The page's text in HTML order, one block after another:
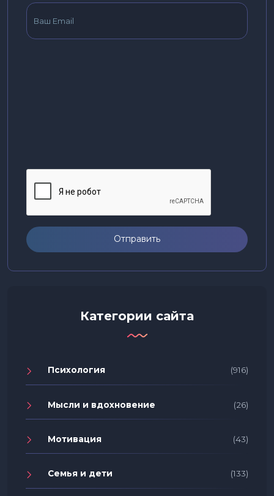
Отправить
Категории сайта
Психология (916)
Мысли и вдохновение (26)
Мотивация (43)
Семья и дети (133)